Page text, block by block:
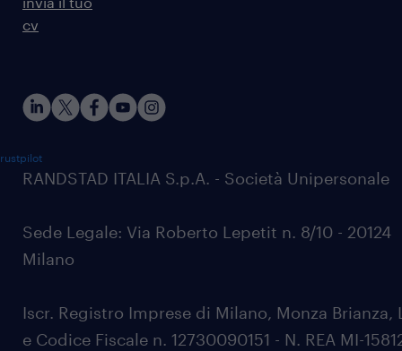
cv
RANDSTAD ITALIA S.p.A. - Società Unipersonale
Sede Legale: Via Roberto Lepetit n. 8/10 - 20124
Milano
Iscr. Registro Imprese di Milano, Monza Brianza,
e Codice Fiscale n. 12730090151 - N. REA MI-